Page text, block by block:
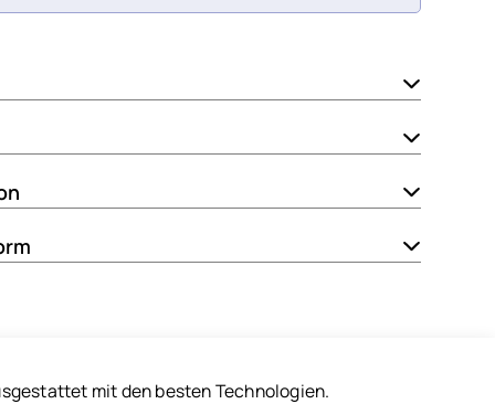
mit den besten Technologien.